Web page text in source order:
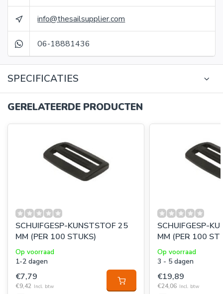
info@thesailsupplier.com
06-18881436
SPECIFICATIES
GERELATEERDE PRODUCTEN
SCHUIFGESP-KUNSTSTOF 25
MM (PER 100 STUKS)
Op voorraad
1-2 dagen
€7,79
€9,42 Incl. btw
SCHUIFGESP-
MM (PER 100
Op voorraad
3 - 5 dagen
€19,89
€24,06 Incl. btw